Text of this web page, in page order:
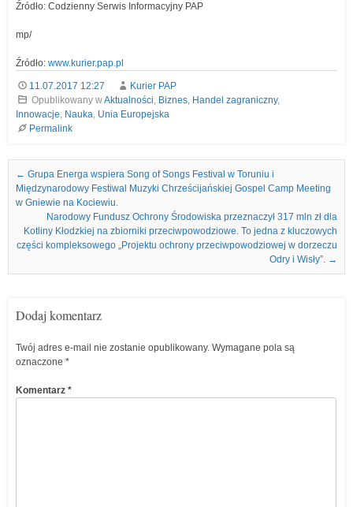
Źródło: Codzienny Serwis Informacyjny PAP
mp/
Źródło: www.kurier.pap.pl
11.07.2017 12:27
Kurier PAP
Opublikowany wAktualności, Biznes, Handel zagraniczny,
Innowacje, Nauka, Unia Europejska
Permalink
Nawigacja we wpisach
← Grupa Energa wspiera Song of Songs Festival w Toruniu i
Międzynarodowy Festiwal Muzyki Chrześcijańskiej Gospel Camp Meeting
w Gniewie na Kociewiu.
Narodowy Fundusz Ochrony Środowiska przeznaczył 317 mln zł dla
Kotliny Kłodzkiej na zbiorniki przeciwpowodziowe. To jedna z kluczowych
części kompleksowego „Projektu ochrony przeciwpowodziowej w dorzeczu
Odry i Wisły”. →
Dodaj komentarz
Twój adres e-mail nie zostanie opublikowany. Wymagane pola są
oznaczone *
Komentarz *